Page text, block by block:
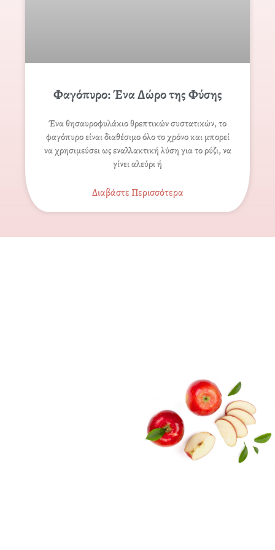
Φαγόπυρο: Ένα Δώρο της Φύσης
Ένα θησαυροφυλάκιο θρεπτικών συστατικών, το
φαγόπυρο είναι διαθέσιμο όλο το χρόνο και μπορεί
να χρησιμεύσει ως εναλλακτική λύση για το ρύζι, να
γίνει αλεύρι ή
Διαβάστε Περισσότερα